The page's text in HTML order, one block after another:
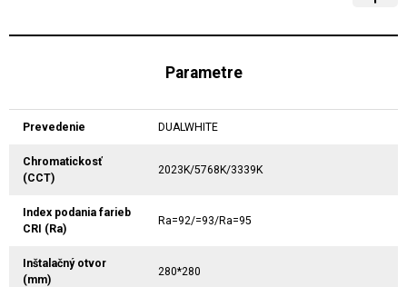
Parametre
Prevedenie DUALWHITE
Chromatickosť
(CCT)
2023K/5768K/3339K
Index podania farieb
CRI (Ra)
Ra=92/=93/Ra=95
Inštalačný otvor
(mm)
280*280